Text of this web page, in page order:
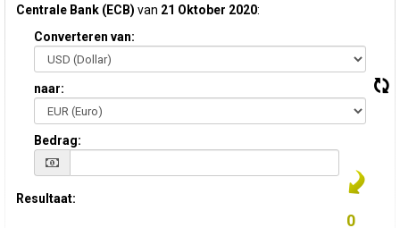
Centrale Bank (ECB) van 21 Oktober 2020:
Converteren van:
naar:
Bedrag:
Resultaat: